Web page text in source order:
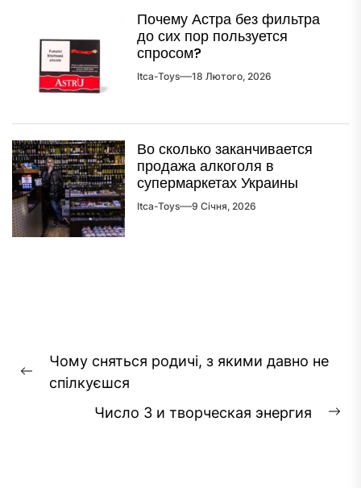
Почему Астра без фильтра
до сих пор пользуется
спросом?
Itca-Toys 18 Лютого, 2026
Во сколько заканчивается
продажа алкоголя в
супермаркетах Украины
Itca-Toys 9 Січня, 2026
Навігація
записів
Попередній
Чому сняться родичі, з якими давно не
спілкуєшся
Число 3 и творческая энергия